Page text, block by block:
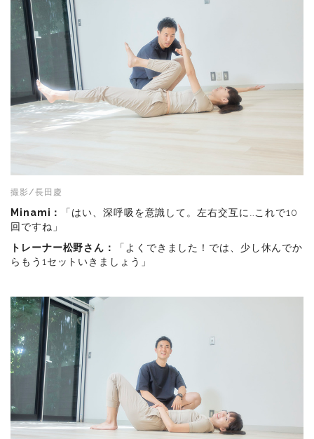
撮影/長田慶
Minami：
「はい、深呼吸を意識して。左右交互に…これで10
回ですね」
トレーナー松野さん：
「よくできました！では、少し休んでか
らもう1セットいきましょう」